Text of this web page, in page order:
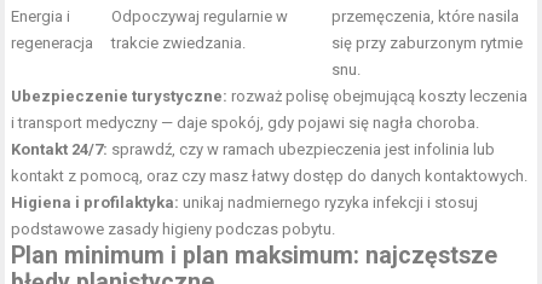
Energia i
regeneracja
Odpoczywaj regularnie w
trakcie zwiedzania.
przemęczenia, które nasila
się przy zaburzonym rytmie
snu.
Ubezpieczenie turystyczne: rozważ polisę obejmującą koszty leczenia
i transport medyczny — daje spokój, gdy pojawi się nagła choroba.
Kontakt 24/7: sprawdź, czy w ramach ubezpieczenia jest infolinia lub
kontakt z pomocą, oraz czy masz łatwy dostęp do danych kontaktowych.
Higiena i profilaktyka: unikaj nadmiernego ryzyka infekcji i stosuj
podstawowe zasady higieny podczas pobytu.
Plan minimum i plan maksimum: najczęstsze